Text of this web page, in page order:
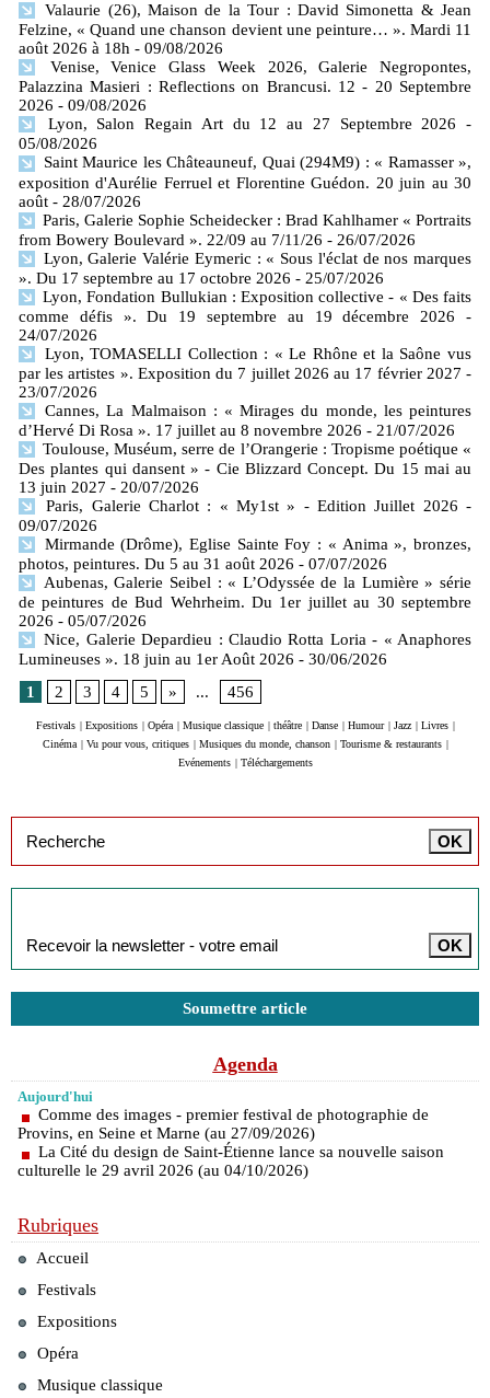
Valaurie (26), Maison de la Tour : David Simonetta & Jean
Felzine, « Quand une chanson devient une peinture… ». Mardi 11
août 2026 à 18h - 09/08/2026
Venise, Venice Glass Week 2026, Galerie Negropontes,
Palazzina Masieri : Reflections on Brancusi. 12 - 20 Septembre
2026 - 09/08/2026
Lyon, Salon Regain Art du 12 au 27 Septembre 2026
-
05/08/2026
Saint Maurice les Châteauneuf, Quai (294M9) : « Ramasser »,
exposition d'Aurélie Ferruel et Florentine Guédon. 20 juin au 30
août - 28/07/2026
Paris, Galerie Sophie Scheidecker : Brad Kahlhamer « Portraits
from Bowery Boulevard ». 22/09 au 7/11/26 - 26/07/2026
Lyon, Galerie Valérie Eymeric : « Sous l'éclat de nos marques
». Du 17 septembre au 17 octobre 2026 - 25/07/2026
Lyon, Fondation Bullukian : Exposition collective - « Des faits
comme défis ». Du 19 septembre au 19 décembre 2026
-
24/07/2026
Lyon, TOMASELLI Collection : « Le Rhône et la Saône vus
par les artistes ». Exposition du 7 juillet 2026 au 17 février 2027 -
23/07/2026
Cannes, La Malmaison : « Mirages du monde, les peintures
d’Hervé Di Rosa ». 17 juillet au 8 novembre 2026 - 21/07/2026
Toulouse, Muséum, serre de l’Orangerie : Tropisme poétique «
Des plantes qui dansent » - Cie Blizzard Concept. Du 15 mai au
13 juin 2027 - 20/07/2026
Paris, Galerie Charlot : « My1st » - Edition Juillet 2026 -
09/07/2026
Mirmande (Drôme), Eglise Sainte Foy : « Anima », bronzes,
photos, peintures. Du 5 au 31 août 2026 - 07/07/2026
Aubenas, Galerie Seibel : « L’Odyssée de la Lumière » série
de peintures de Bud Wehrheim. Du 1er juillet au 30 septembre
2026 - 05/07/2026
Nice, Galerie Depardieu : Claudio Rotta Loria - « Anaphores
Lumineuses ». 18 juin au 1er Août 2026 - 30/06/2026
1
2 3 4 5 » ... 456
Festivals | Expositions | Opéra | Musique classique | théâtre | Danse | Humour | Jazz | Livres |
Cinéma | Vu pour vous, critiques | Musiques du monde, chanson | Tourisme & restaurants |
Evénements | Téléchargements
Soumettre article
Agenda
Aujourd'hui
Comme des images - premier festival de photographie de
Provins, en Seine et Marne (au 27/09/2026)
La Cité du design de Saint-Étienne lance sa nouvelle saison
culturelle le 29 avril 2026 (au 04/10/2026)
Rubriques
Accueil
Festivals
Expositions
Opéra
Musique classique